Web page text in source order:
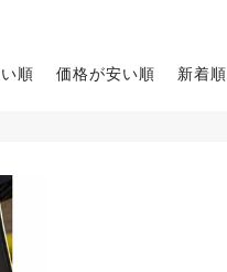
順 価格が安い順 新着順